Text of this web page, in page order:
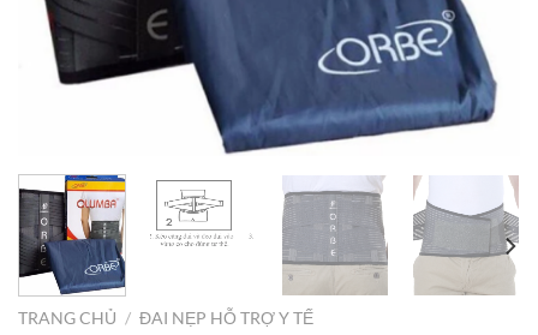
TRANG CHỦ / ĐAI NẸP HỖ TRỢ Y TẾ